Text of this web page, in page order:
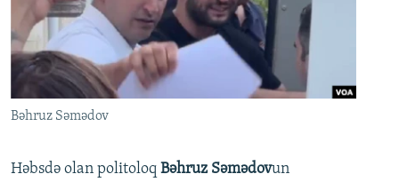
Bəhruz Səmədov
Həbsdə olan politoloq Bəhruz Səmədovun